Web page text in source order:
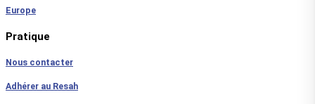
Europe
Pratique
Nous contacter
Adhérer au Resah